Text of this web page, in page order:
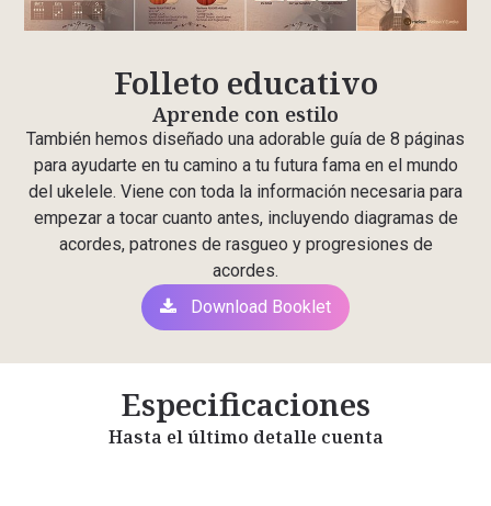
Folleto educativo
Aprende con estilo
También hemos diseñado una adorable guía de 8 páginas
para ayudarte en tu camino a tu futura fama en el mundo
del ukelele. Viene con toda la información necesaria para
empezar a tocar cuanto antes, incluyendo diagramas de
acordes, patrones de rasgueo y progresiones de
acordes.
Download Booklet
Especificaciones
Hasta el último detalle cuenta